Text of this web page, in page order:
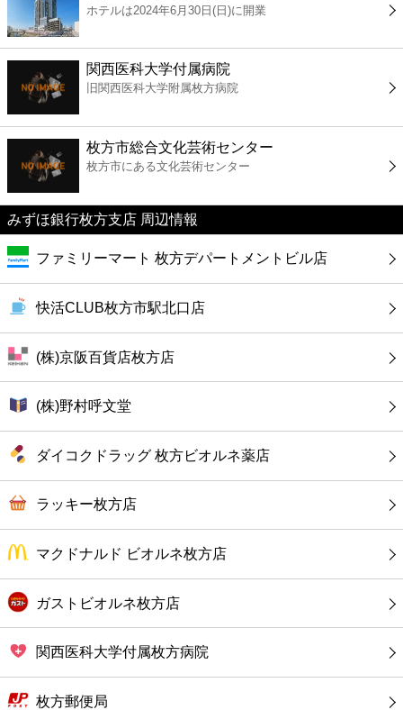
書店
ファミレス
ファーストフード
カフェ
ショッピング
銀行
病院
ホテル
ホテルは2024年6月30日(日)に開業
関西医科大学付属病院
旧関西医科大学附属枚方病院
枚方市総合文化芸術センター
枚方市にある文化芸術センター
みずほ銀行枚方支店 周辺情報
ファミリーマート 枚方デパートメントビル店
快活CLUB枚方市駅北口店
(株)京阪百貨店枚方店
(株)野村呼文堂
ダイコクドラッグ 枚方ビオルネ薬店
ラッキー枚方店
マクドナルド ビオルネ枚方店
ガストビオルネ枚方店
関西医科大学付属枚方病院
枚方郵便局